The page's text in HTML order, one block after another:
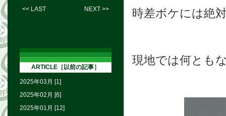
時差ボケには絶
現地では何とも
<< LAST NEXT >>
ARTICLE［以前の記事］
2025年03月 [1]
2025年02月 [6]
2025年01月 [12]